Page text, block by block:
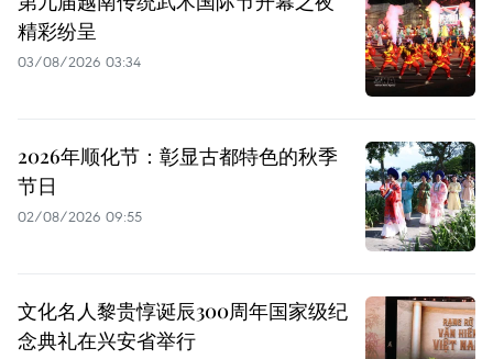
精彩纷呈
03/08/2026 03:34
2026年顺化节：彰显古都特色的秋季
节日
02/08/2026 09:55
文化名人黎贵惇诞辰300周年国家级纪
念典礼在兴安省举行